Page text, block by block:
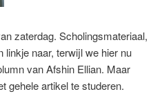
zaterdag. Scholingsmateriaal,
naar, terwijl we hier nu
van Afshin Ellian. Maar
gehele artikel te studeren.